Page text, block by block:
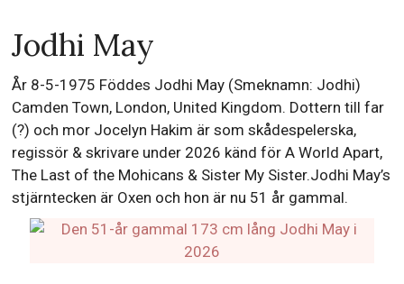
Jodhi May
År 8-5-1975 Föddes Jodhi May (Smeknamn: Jodhi)
Camden Town, London, United Kingdom. Dottern till far
(?) och mor Jocelyn Hakim är som skådespelerska,
regissör & skrivare under 2026 känd för A World Apart,
The Last of the Mohicans & Sister My Sister.Jodhi May’s
stjärntecken är Oxen och hon är nu 51 år gammal.